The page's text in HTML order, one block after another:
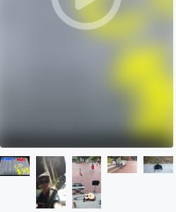
CAMPFIRE for Social Good
CAMPFIREふるさと納税